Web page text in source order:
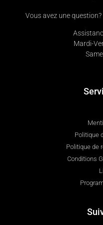
Vous avez une
Mardi-
Politique
Politique de
Conditions